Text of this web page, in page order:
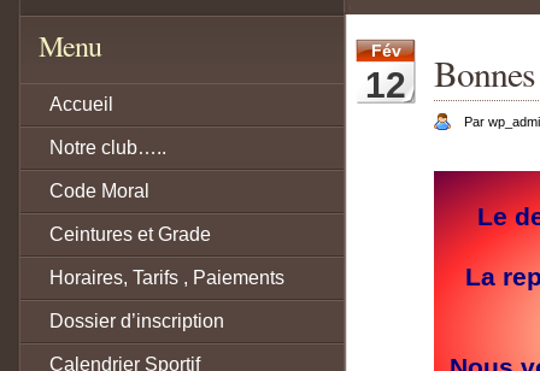
Menu
Accueil
Notre club…..
Code Moral
Ceintures et Grade
Horaires, Tarifs , Paiements
Dossier d’inscription
Calendrier Sportif
Fév
12
Par
Le
La